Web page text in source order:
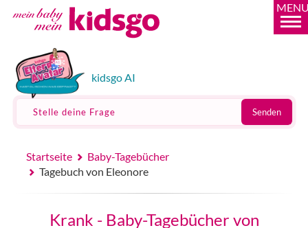
kidsgo AI
Stelle deine Frage Senden
Startseite
Baby-Tagebücher
Tagebuch von Eleonore
Krank - Baby-Tagebücher von